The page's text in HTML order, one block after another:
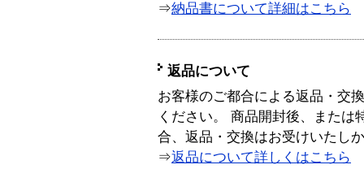
⇒納品書について詳細はこちら
返品について
お客様のご都合による返品・交
ください。 商品開封後、または
合、返品・交換はお受けいたし
⇒返品について詳しくはこちら